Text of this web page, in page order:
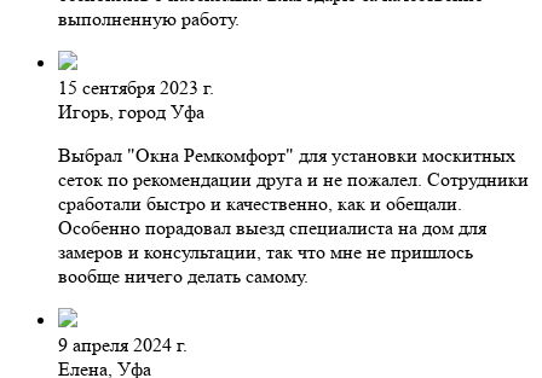
выполненную работу.
15 сентября 2023 г.
Игорь, город Уфа
Выбрал "Окна Ремкомфорт" для установки москитных
сеток по рекомендации друга и не пожалел. Сотрудники
сработали быстро и качественно, как и обещали.
Особенно порадовал выезд специалиста на дом для
замеров и консультации, так что мне не пришлось
вообще ничего делать самому.
9 апреля 2024 г.
Елена, Уфа